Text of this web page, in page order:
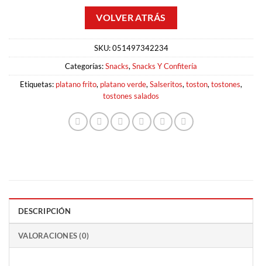
SKU:051497342234
Categorías:Snacks, Snacks Y Confitería
Etiquetas: platano frito, platano verde, Salseritos, toston, tostones,
tostones salados
DESCRIPCIÓN
VALORACIONES (0)